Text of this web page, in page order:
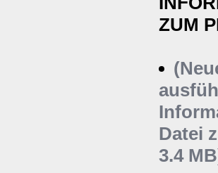
ZUM
Datei
3.4